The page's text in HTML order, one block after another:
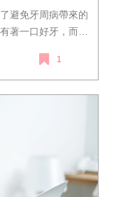
避免牙周病帶來的
著一口好牙，而讓
1